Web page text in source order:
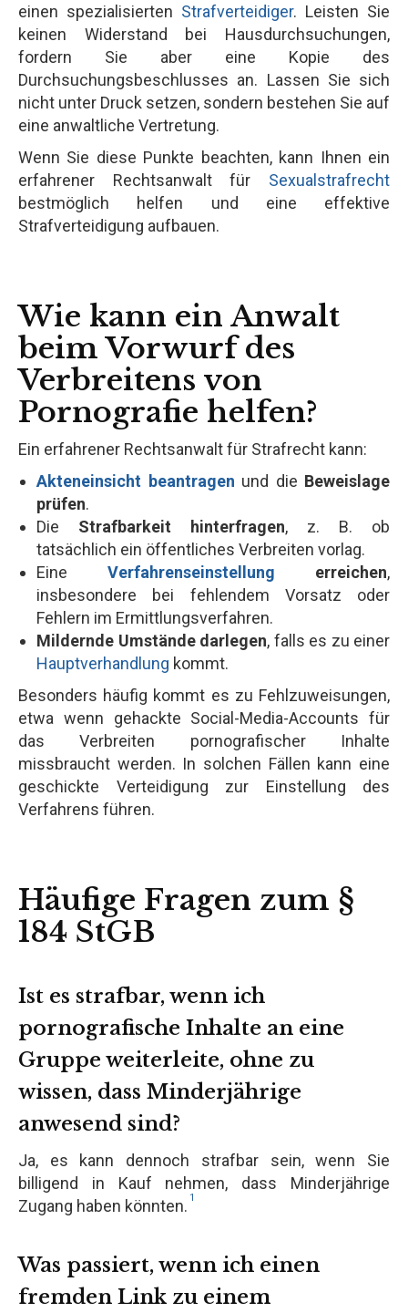
einen spezialisierten Strafverteidiger. Leisten Sie
keinen Widerstand bei Hausdurchsuchungen,
fordern Sie aber eine Kopie des
Durchsuchungsbeschlusses an. Lassen Sie sich
nicht unter Druck setzen, sondern bestehen Sie auf
eine anwaltliche Vertretung.
Wenn Sie diese Punkte beachten, kann Ihnen ein
erfahrener Rechtsanwalt für Sexualstrafrecht
bestmöglich helfen und eine effektive
Strafverteidigung aufbauen.
Wie kann ein Anwalt
beim Vorwurf des
Verbreitens von
Pornografie helfen?
Ein erfahrener Rechtsanwalt für Strafrecht kann:
Akteneinsicht beantragen und die Beweislage
prüfen.
Die Strafbarkeit hinterfragen, z. B. ob
tatsächlich ein öffentliches Verbreiten vorlag.
Eine Verfahrenseinstellung erreichen,
insbesondere bei fehlendem Vorsatz oder
Fehlern im Ermittlungsverfahren.
Mildernde Umstände darlegen, falls es zu einer
Hauptverhandlung kommt.
Besonders häufig kommt es zu Fehlzuweisungen,
etwa wenn gehackte Social-Media-Accounts für
das Verbreiten pornografischer Inhalte
missbraucht werden. In solchen Fällen kann eine
geschickte Verteidigung zur Einstellung des
Verfahrens führen.
Häufige Fragen zum §
184 StGB
Ist es strafbar, wenn ich
pornografische Inhalte an eine
Gruppe weiterleite, ohne zu
wissen, dass Minderjährige
anwesend sind?
Ja, es kann dennoch strafbar sein, wenn Sie
billigend in Kauf nehmen, dass Minderjährige
Zugang haben könnten. 1
Was passiert, wenn ich einen
fremden Link zu einem